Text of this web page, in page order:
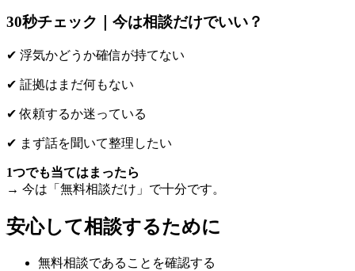
30秒チェック｜今は相談だけでいい？
✔ 浮気かどうか確信が持てない
✔ 証拠はまだ何もない
✔ 依頼するか迷っている
✔ まず話を聞いて整理したい
1つでも当てはまったら
→ 今は「無料相談だけ」で十分です。
安心して相談するために
無料相談であることを確認する